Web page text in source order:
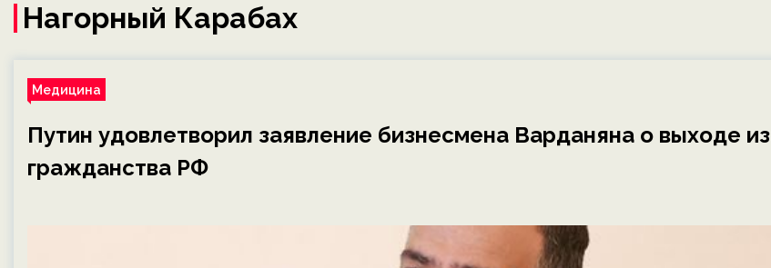
Нагорный Карабах
Медицина
Путин удовлетворил заявление бизнесмена Варданяна о выходе из
гражданства РФ